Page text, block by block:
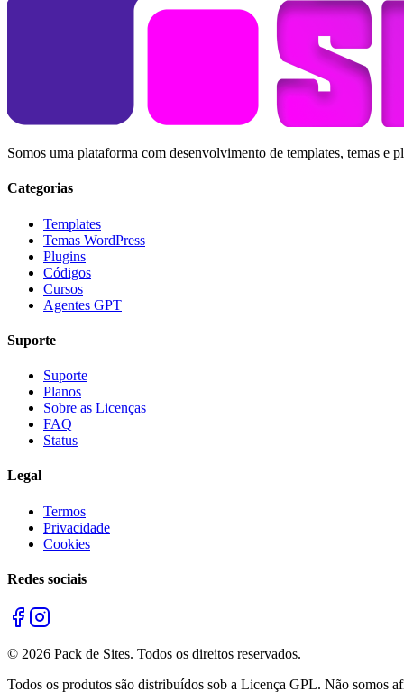
Somos uma plataforma com desenvolvimento de templates, temas
Categorias
Templates
Temas WordPress
Plugins
Códigos
Cursos
Agentes GPT
Suporte
Suporte
Planos
Sobre as Licenças
FAQ
Status
Legal
Termos
Privacidade
Cookies
Redes sociais
© 2026 Pack de Sites. Todos os direitos reservados.
Todos os produtos são distribuídos sob a Licença GPL. Não somos